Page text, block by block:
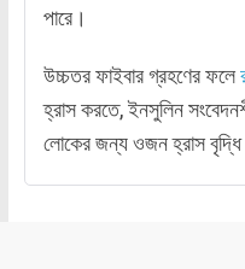
পারে।
উচ্চতর ফাইবার গ্রহণের ফলে
হ্রাস করতে, ইনসুলিন
লোকের জন্য ওজন হ্রাস বৃদ্ধি